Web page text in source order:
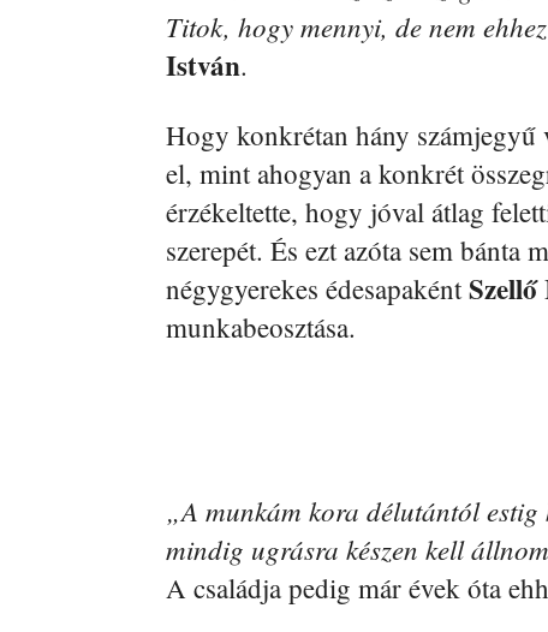
Titok, hogy mennyi, de nem
István.
Hogy konkrétan hány számjegyű
el, mint ahogyan a konkrét
érzékeltette, hogy jóval átlag
szerepét. És ezt azóta sem bánta
négygyerekes édesapakéntSzellő
munkabeosztása.
„A munkám kora délutántól estig
mindig ugrásra készen kell
A családja pedig már évek óta